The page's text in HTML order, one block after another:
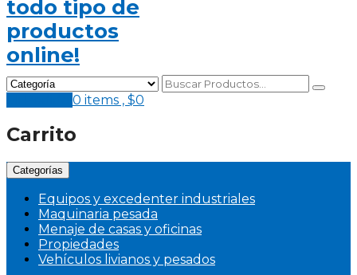
0 items , $0
Carrito
Categorías
Equipos y excedenter industriales
Maquinaria pesada
Menaje de casas y oficinas
Propiedades
Vehículos livianos y pesados